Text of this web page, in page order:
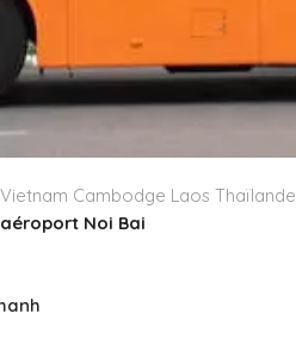
Cambodge Laos Thaïlande
Noi Bai